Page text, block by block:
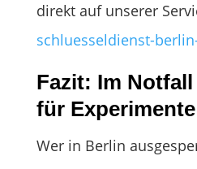
direkt auf unserer
schluesseldienst-
Fazit: Im
für Experimente
Wer in Berlin